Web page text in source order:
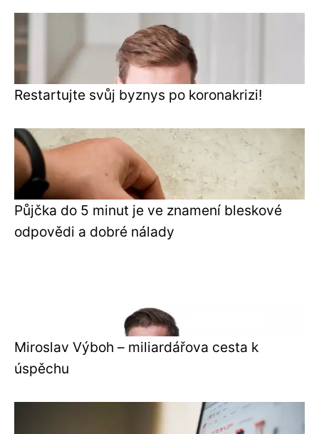
Restartujte svůj byznys po koronakrizi!
Půjčka do 5 minut je ve znamení bleskové
odpovědi a dobré nálady
Miroslav Výboh – miliardářova cesta k
úspěchu